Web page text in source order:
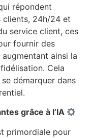
répondent
clients, 24h/24 et
service client, ces
fournir des
ainsi la
Cela
démarquer dans
grâce à l’IA
primordiale pour